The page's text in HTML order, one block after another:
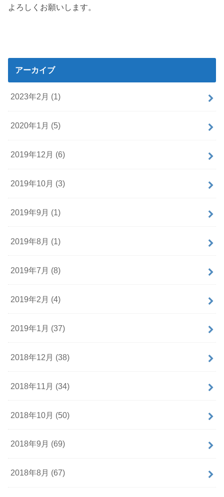
よろしくお願いします。
アーカイブ
2023年2月 (1)
2020年1月 (5)
2019年12月 (6)
2019年10月 (3)
2019年9月 (1)
2019年8月 (1)
2019年7月 (8)
2019年2月 (4)
2019年1月 (37)
2018年12月 (38)
2018年11月 (34)
2018年10月 (50)
2018年9月 (69)
2018年8月 (67)